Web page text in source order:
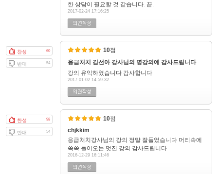
한 상담이 필요할 것 같습니다. 끝.
2017-02-24 17:16:25
찬성 60
반대 54
10점
응급처치 김선아 강사님의 명강의에 감사드립니다
강의 유익하였습니다 감사합니다
2017-01-02 14:59:32
찬성 98
반대 54
10점
chjkkim
응급처치강사님의 강의 정말 잘들었습니다 머리속에
쏙쏙 들어오는 멋진 강의 감사드립니다
2016-12-29 16:11:46